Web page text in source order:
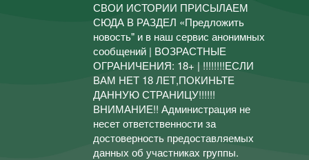
СВОИ ИСТОРИИ ПРИСЫЛАЕМ
СЮДА В РАЗДЕЛ «Предложить
новость" и в наш сервис анонимных
сообщений | ВОЗРАСТНЫЕ
ОГРАНИЧЕНИЯ: 18+ | !!!!!!!!ЕСЛИ
ВАМ НЕТ 18 ЛЕТ,ПОКИНЬТЕ
ДАННУЮ СТРАНИЦУ!!!!!!
ВНИМАНИЕ!! Администрация не
несет ответственности за
достоверность предоставляемых
данных об участниках группы.